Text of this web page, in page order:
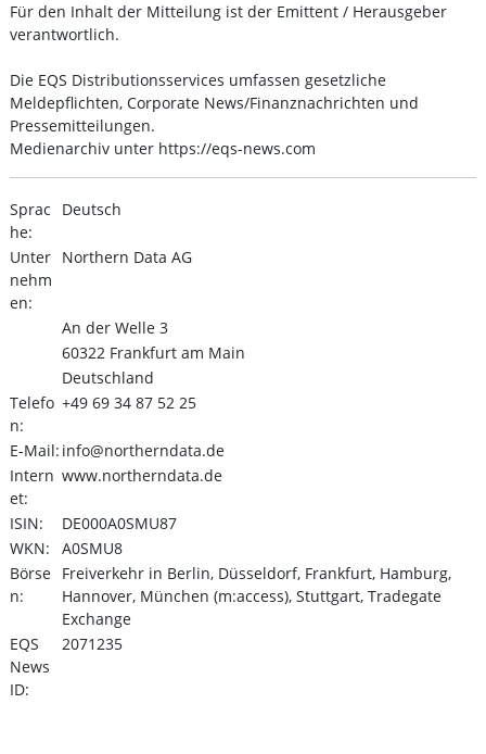
Für den Inhalt der Mitteilung ist der Emittent / Herausgeber
verantwortlich.
Die EQS Distributionsservices umfassen gesetzliche
Meldepflichten, Corporate News/Finanznachrichten und
Pressemitteilungen.
Medienarchiv unter https://eqs-news.com
Sprac
he:
Deutsch
Unter
nehm
en:
Northern Data AG
An der Welle 3
60322 Frankfurt am Main
Deutschland
Telefo
n:
+49 69 34 87 52 25
E-Mail: info@northerndata.de
Intern
et:
www.northerndata.de
ISIN:
DE000A0SMU87
WKN:
A0SMU8
Börse
n:
Freiverkehr in Berlin, Düsseldorf, Frankfurt, Hamburg,
Hannover, München (m:access), Stuttgart, Tradegate
Exchange
EQS
News
ID:
2071235